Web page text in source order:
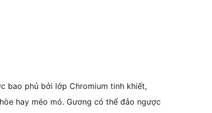
bao phủ bởi lớp Chromium tinh khiết,
hay méo mó. Gương có thể đảo ngược